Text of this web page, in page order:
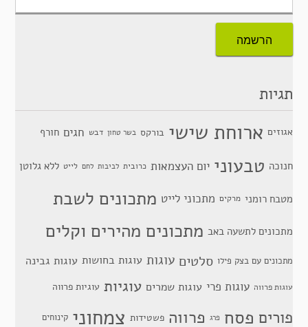
תגיות
אגוזים ארוחת שישי בורקס בשר טחון דבש חגים חורף
חנוכה טבעוני יום העצמאות כרובית לביבות לחם לייט ללא גלוטן
מטבח רומני מרקים מתכוני לייט מתכונים לשבת
מתכונים לתשעה באב מתכונים מהירים וקלים
מתכונים עם בצק פילו סלטים עוגות עוגות בחושות עוגות גבינה
עוגות פרווה עוגות פרי עוגות שמרים עוגיות עוגיות פרווה
פורים פסח פרג פרווה פשטידות צמחוני קינוחים